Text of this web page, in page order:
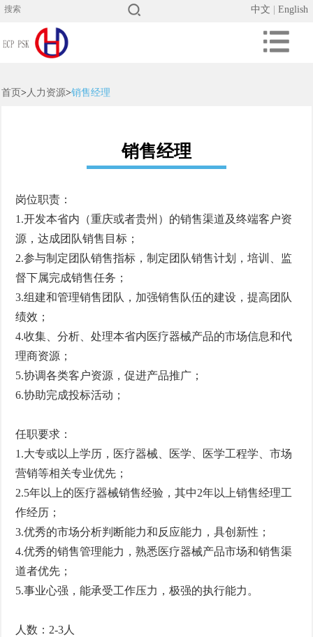
中文 English
首页> 人力资源>销售经理
销售经理
岗位职责：
1.开发本省内（重庆或者贵州）的销售渠道及终端客户资
源，达成团队销售目标；
2.参与制定团队销售指标，制定团队销售计划，培训、监
督下属完成销售任务；
3.组建和管理销售团队，加强销售队伍的建设，提高团队
绩效；
4.收集、分析、处理本省内医疗器械产品的市场信息和代
理商资源；
5.协调各类客户资源，促进产品推广；
6.协助完成投标活动；
任职要求：
1.大专或以上学历，医疗器械、医学、医学工程学、市场
营销等相关专业优先；
2.5年以上的医疗器械销售经验，其中2年以上销售经理工
作经历；
3.优秀的市场分析判断能力和反应能力，具创新性；
4.优秀的销售管理能力，熟悉医疗器械产品市场和销售渠
道者优先；
5.事业心强，能承受工作压力，极强的执行能力。
人数：2-3人